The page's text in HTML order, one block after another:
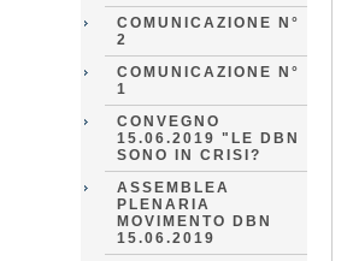
COMUNICAZIONE N°
2
COMUNICAZIONE N°
1
CONVEGNO
15.06.2019 "LE DBN
SONO IN CRISI?
ASSEMBLEA
PLENARIA
MOVIMENTO DBN
15.06.2019